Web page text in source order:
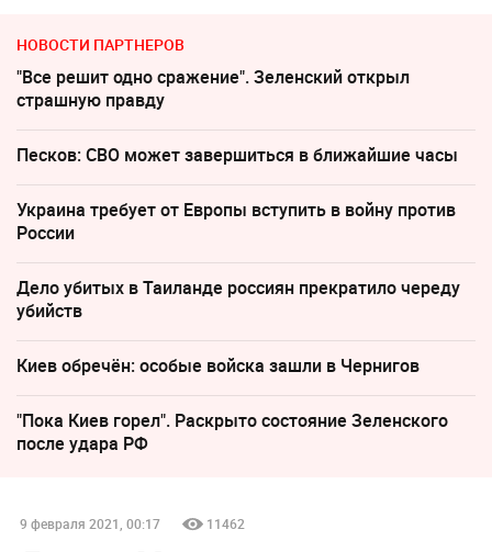
НОВОСТИ ПАРТНЕРОВ
"Все решит одно сражение". Зеленский открыл
страшную правду
Песков: СВО может завершиться в ближайшие часы
Украина требует от Европы вступить в войну против
России
Дело убитых в Таиланде россиян прекратило череду
убийств
Киев обречён: особые войска зашли в Чернигов
"Пока Киев горел". Раскрыто состояние Зеленского
после удара РФ
9 февраля 2021, 00:17 11462